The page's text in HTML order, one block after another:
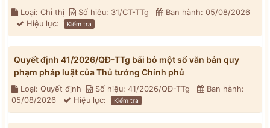
Loại: Chỉ thị Số hiệu: 31/CT-TTg
Ban hành: 05/08/2026
Hiệu lực:
Kiểm tra
Quyết định 41/2026/QĐ-TTg bãi bỏ một số văn bản quy
phạm pháp luật của Thủ tướng Chính phủ
Loại: Quyết định Số hiệu: 41/2026/QĐ-TTg
Ban hành:
05/08/2026
Hiệu lực: Kiểm tra